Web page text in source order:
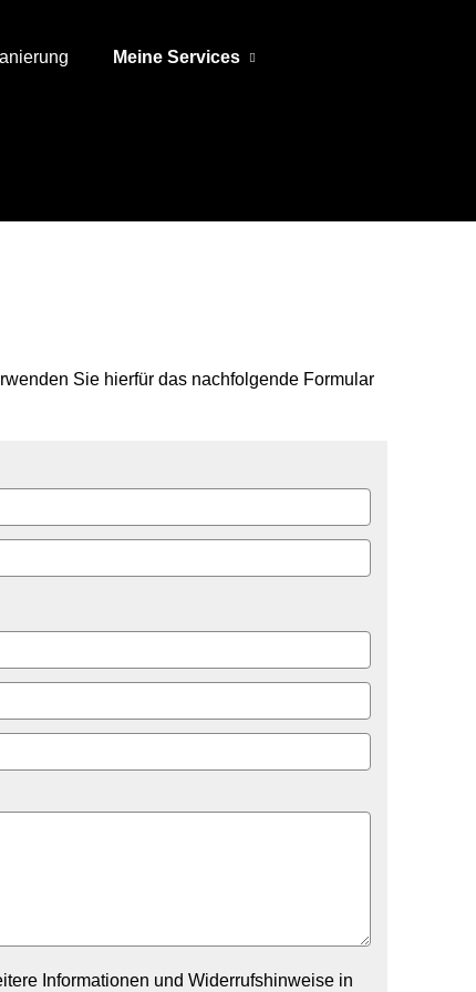
Meine Services
Sie hierfür das nachfolgende Formular
Informationen und Widerrufshinweise in